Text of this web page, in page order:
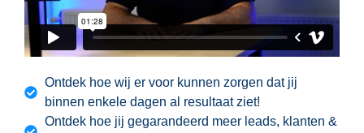
Ontdek hoe wij er voor kunnen zorgen dat jij
binnen enkele dagen al resultaat ziet!
Ontdek hoe jij gegarandeerd meer leads, klanten &